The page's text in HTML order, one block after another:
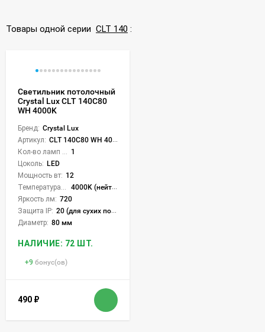
Товары одной серии CLT 140 :
Светильник потолочный
Crystal Lux CLT 140C80
WH 4000K
Бренд: Crystal Lux
Артикул: CLT 140C80 WH 4000K
1
Цоколь: LED
Мощность вт: 12
4000K (нейтральный)
Яркость лм: 720
Защита IP: 20 (для сухих пом.)
Диаметр: 80 мм
НАЛИЧИЕ: 72 ШТ.
+9 бонус(ов)
490 ₽